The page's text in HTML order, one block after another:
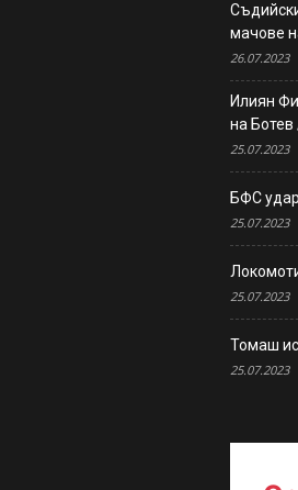
мачове
26.07.2023
Илиян
на
25.07.2023
БФС
25.07.2023
25.07.2023
Томаш
25.07.2023